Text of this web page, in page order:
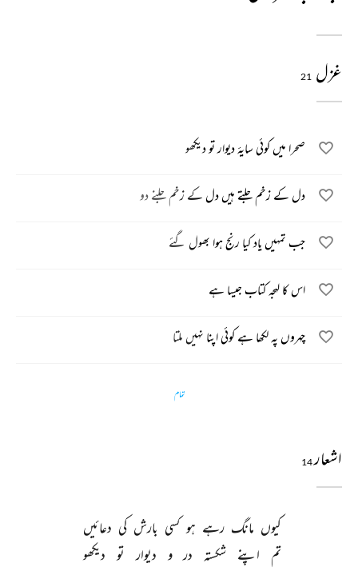
غزل 21
صحرا میں کوئی سایۂ دیوار تو دیکھو
دل کے زخم جلتے ہیں دل کے زخم جلنے دو
جب تمہیں یاد کیا رنج ہوا بھول گئے
اس کا لہجہ کتاب جیسا ہے
چہروں پہ لکھا ہے کوئی اپنا نہیں ملتا
تمام
اشعار14
کیوں مانگ رہے ہو کسی بارش کی دعائیں
تم
اپنے شکستہ در و دیوار تو دیکھو